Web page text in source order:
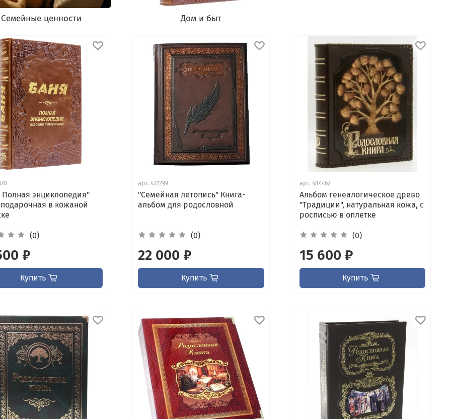
Семейные ценности Дом и быт
Полная энциклопедия"
в кожаной
(0)
₽
Купить
арт.472299
"Семейная летопись" Книга-
альбом для родословной
(0)
22 000 ₽
Купить
арт. 484462
Альбом генеалогическое древо
"Традиции", натуральная кожа, с
росписью в оплетке
(0)
15 600 ₽
Купить